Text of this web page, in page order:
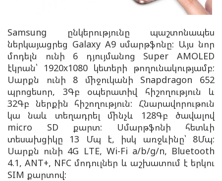
Samsung ընկերությունը պաշտոնապես
ներկայացրեց Galaxy A9 սմարթֆոնը: Այս նոր
մոդելն ունի 6 դյույմանոց Super AMOLED
էկրան՝ 1920х1080 կետերի թողունակությամբ:
Սարքն ունի 8 միջուկանի Snapdragon 652
պրոցեսոր, 3Գբ օպերատիվ հիշողություն և
32Գբ ներքին հիշողություն: Հնարավորութուն
կա նաև տեղադրել մինչև 128Գբ ծավալով
micro SD քարտ: Սմարթֆոնի հետևի
տեսախցիկը 13 Մպ է, իսկ առջևինը՝ 8Մպ:
Սարքն ունի 4G LTE, Wi-Fi a/b/g/n, Bluetooth
4.1, ANT+, NFC մոդուլներ և աշխատում է երկու
SIM քարտով: